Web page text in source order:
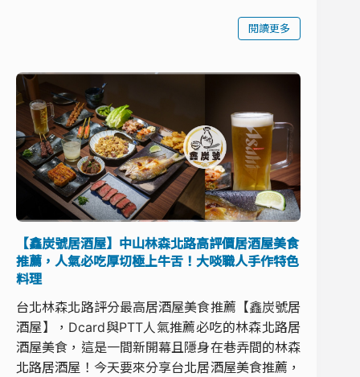
閱讀更多
【鑫炭號居酒屋】中山林森北路高評價居酒屋美食
推薦，人氣必吃厚切極上牛舌！大啖職人手作特色
料理
台北林森北路評分最高居酒屋美食推薦【鑫炭號居
酒屋】，Dcard與PTT人氣推薦必吃的林森北路居
酒屋美食，這是一間新開幕且隱身在巷弄間的林森
北路居酒屋！今天要來分享台北居酒屋美食推薦，